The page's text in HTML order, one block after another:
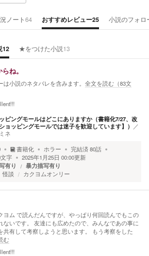
ノート64 おすすめレビュー25 小説のフォロ
12 ★をつけた小説13
ね。
は小説のネタバレを含みます。 全文を読む（83文
ピングモールはどこにありますか（書籍化7/27、改
ョッピングモールでは迷子を歓迎しています】）
／
ネ
書籍化 ホラー 完結済 80話
文字 2025年1月25日 00:00更新
有り 暴力描写有り
怪談 カクヨムオンリー
ム で読んだんですが、やっぱり何回読んでもこの
ないです。 友達にも広めたので、みんなであの事に
共有して考察しようと思います。 もう考察をした
む